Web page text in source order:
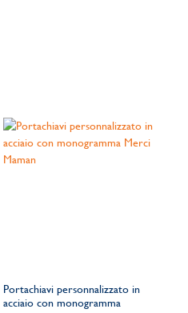
Portachiavi personnalizzato in
acciaio con monogramma